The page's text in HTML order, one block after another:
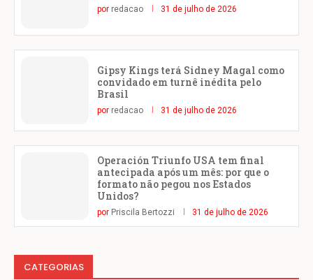
por redacao 31 de julho de 2026
Gipsy Kings terá Sidney Magal como
convidado em turnê inédita pelo
Brasil
por redacao 31 de julho de 2026
Operación Triunfo USA tem final
antecipada após um mês: por que o
formato não pegou nos Estados
Unidos?
por Priscila Bertozzi 31 de julho de 2026
CATEGORIAS